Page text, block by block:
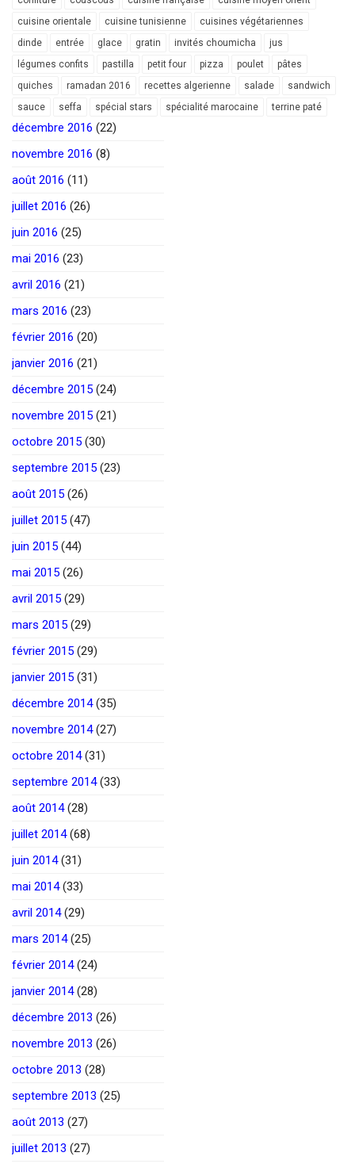
cuisine orientale
cuisine tunisienne
cuisines végétariennes
dinde
entrée glace gratin invités choumicha
jus
légumes confits
pastilla petit four pizza poulet
pâtes
quiches
ramadan 2016 recettes algerienne salade
sandwich
sauce
seffa spécial stars spécialité marocaine terrine paté
décembre 2016 (22)
novembre 2016 (8)
août 2016 (11)
juillet 2016 (26)
juin 2016 (25)
mai 2016 (23)
avril 2016 (21)
mars 2016 (23)
février 2016 (20)
janvier 2016 (21)
décembre 2015 (24)
novembre 2015 (21)
octobre 2015 (30)
septembre 2015 (23)
août 2015 (26)
juillet 2015 (47)
juin 2015 (44)
mai 2015 (26)
avril 2015 (29)
mars 2015 (29)
février 2015 (29)
janvier 2015 (31)
décembre 2014(35)
novembre 2014(27)
octobre 2014(31)
septembre 2014(33)
août 2014(28)
juillet 2014(68)
juin 2014(31)
mai 2014(33)
avril 2014(29)
mars 2014(25)
février 2014(24)
janvier 2014(28)
décembre 2013 (26)
novembre 2013 (26)
octobre 2013 (28)
septembre 2013 (25)
août 2013 (27)
juillet 2013 (27)